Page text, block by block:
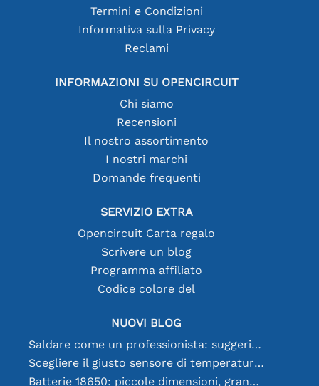
Termini e Condizioni
Informativa sulla Privacy
Reclami
INFORMAZIONI SU OPENCIRCUIT
Chi siamo
Recensioni
Il nostro assortimento
I nostri marchi
Domande frequenti
SERVIZIO EXTRA
Opencircuit Carta regalo
Scrivere un blog
Programma affiliato
Codice colore del
NUOVI BLOG
Saldare come un professionista: suggerimenti per connessioni elettroniche perfette
Scegliere il giusto sensore di temperatura [youtube]
Batterie 18650: piccole dimensioni, grandi prestazioni